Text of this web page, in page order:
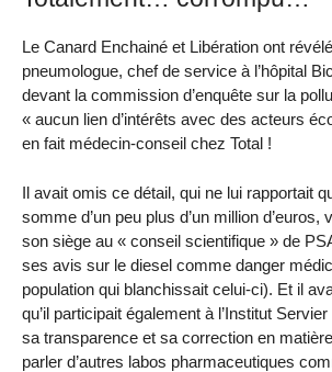
Le Canard Enchainé et Libération ont
pneumologue, chef de service à l’hôpital
devant la commission d’enquête sur la
« aucun lien d’intérêts avec des acteurs
en fait médecin-conseil chez Total !
Il avait omis ce détail, qui ne lui rapportait
somme d’un peu plus d’un million d’euros,
son siège au « conseil scientifique » de
ses avis sur le diesel comme danger
population qui blanchissait celui-ci). Et il
qu’il participait également à l’Institut
sa transparence et sa correction en
parler d’autres labos pharmaceutiques